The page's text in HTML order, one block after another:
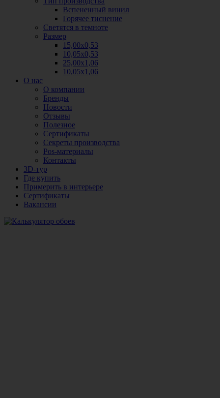
Вспененный винил
Горячее тиснение
Светятся в темноте
Размер
15,00х0,53
10,05х0,53
25,00х1,06
10,05х1,06
О нас
О компании
Бренды
Новости
Отзывы
Полезное
Сертификаты
Секреты производства
Pos-материалы
Контакты
3D-тур
Где купить
Примерить в интерьере
Сертификаты
Вакансии